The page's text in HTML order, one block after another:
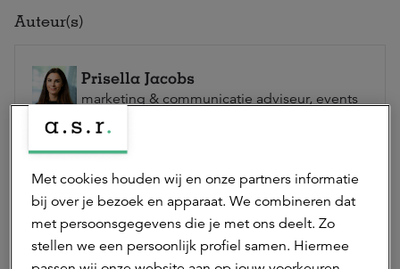
Auteur(s)
Prisella Jacobs
marketing & communicatie adviseur, events
Prisella is marketing & communicatie adviseur bij a.s.r.
real assets en verantwoordelijk voor events.
Neem contact op
Hierna lezen
Met cookies houden wij en onze partners informatie
bij over je bezoek en apparaat. We combineren dat
met persoonsgegevens die je met ons deelt. Zo
stellen we een persoonlijk profiel samen. Hiermee